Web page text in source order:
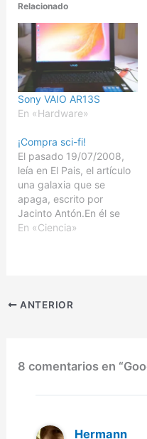
Relacionado
Sony VAIO AR13S
En «Hardware»
¡Compra sci-fi!
El pasado 19/07/2008,
leía en El Pais, el artículo
una galaxia que se
apaga, escrito por
Jacinto Antón.En él se
plasmaba la opinión que
en lo que a ciencia
En «Ciencia»
ANTERIOR
8 comentarios en
Hermann